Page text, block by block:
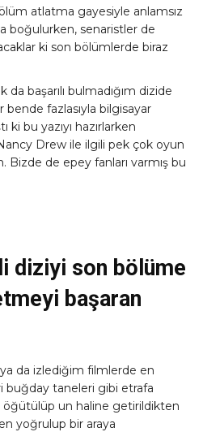
atlatma gayesiyle anlamsız
boğulurken, senaristler de
ki son bölümlerde biraz
başarılı bulmadığım dizide
fazlasıyla bilgisayar
ki bu yazıyı hazırlarken
Drew ile ilgili pek çok oyun
de epey fanları varmış bu
diziyi son bölüme
başaran
da izlediğim filmlerde en
buğday taneleri gibi etrafa
öğütülüp un haline getirildikten
yoğrulup bir araya